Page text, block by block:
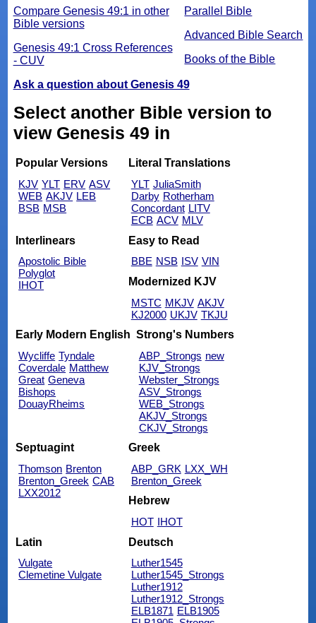
Parallel Bible
Advanced Bible Search
Books of the Bible
Compare Genesis 49:1 in other
Bible versions
Genesis 49:1 Cross References
- CUV
Ask a question about Genesis 49
Select another Bible version to
view Genesis 49 in
Popular Versions
KJV YLT ERV ASV
WEB AKJV LEB
BSB MSB
Literal Translations
YLT JuliaSmith
Darby Rotherham
Concordant LITV
ECB ACV MLV
Interlinears
Apostolic Bible
Polyglot
IHOT
Easy to Read
BBE NSB ISV VIN
Modernized KJV
MSTC MKJV AKJV
KJ2000 UKJV TKJU
Early Modern English
Wycliffe Tyndale
Coverdale Matthew
Great Geneva
Bishops
DouayRheims
Strong's Numbers
ABP_Strongs new
KJV_Strongs
Webster_Strongs
ASV_Strongs
WEB_Strongs
AKJV_Strongs
CKJV_Strongs
Septuagint
Thomson Brenton
Brenton_Greek CAB
LXX2012
Greek
ABP_GRK LXX_WH
Brenton_Greek
Hebrew
HOT IHOT
Latin
Vulgate
Clemetine Vulgate
Deutsch
Luther1545
Luther1545_Strongs
Luther1912
Luther1912_Strongs
ELB1871 ELB1905